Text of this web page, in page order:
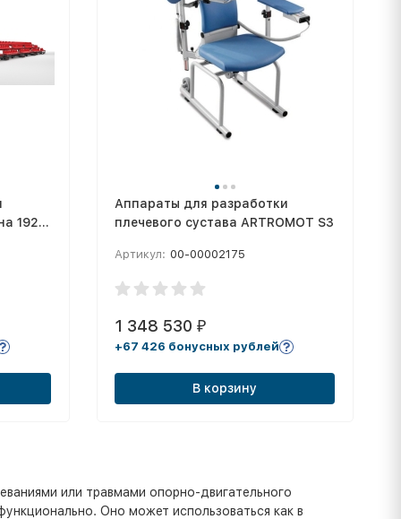
192
Аппараты для разработки
плечевого сустава ARTROMOT S3
Артикул: 00-00002175
1 348 530 ₽
+67 426 бонусных рублей
В корзину
или травмами опорно-двигательного
Оно может использоваться как в